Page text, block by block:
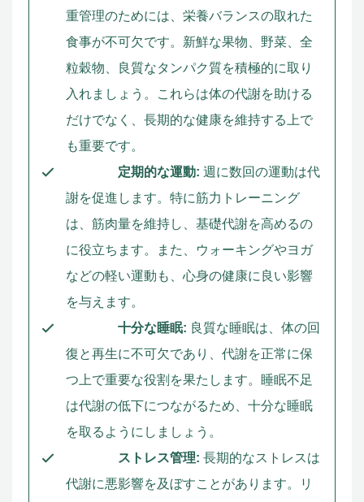
重管理のためには、栄養バランスの取れた
食事が不可欠です。新鮮な果物、野菜、全
粒穀物、良質なタンパク質を積極的に取り
入れましょう。これらは体の代謝を助ける
だけでなく、長期的な健康を維持する上で
も重要です。
定期的な運動: 週に数回の運動は代
謝を促進します。特に筋力トレーニング
は、筋肉量を維持し、基礎代謝を高めるの
に役立ちます。また、ウォーキングやヨガ
などの軽い運動も、心身の健康に良い影響
を与えます。
十分な睡眠: 良質な睡眠は、体の回
復と再生に不可欠であり、代謝を正常に保
つ上で重要な役割を果たします。睡眠不足
は代謝の低下につながるため、十分な睡眠
を取るようにしましょう。
ストレス管理: 長期的なストレスは
代謝に悪影響を及ぼすことがあります。リ